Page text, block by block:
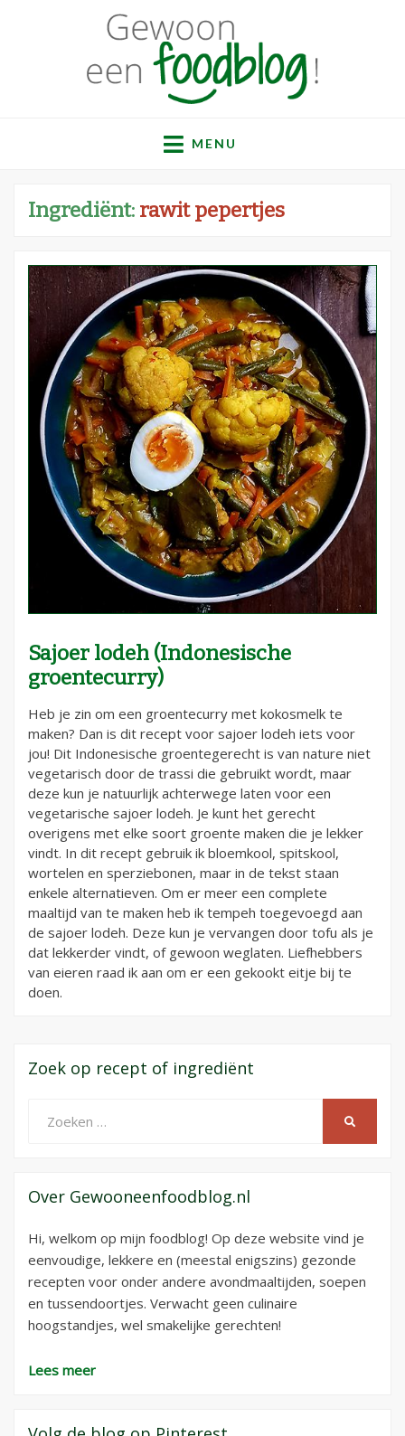
Gewoon een
foodblog!
recepten
MENU
Ingrediënt: rawit pepertjes
Sajoer lodeh (Indonesische
groentecurry)
Heb je zin om een groentecurry met kokosmelk te
maken? Dan is dit recept voor sajoer lodeh iets voor
jou! Dit Indonesische groentegerecht is van nature niet
vegetarisch door de trassi die gebruikt wordt, maar
deze kun je natuurlijk achterwege laten voor een
vegetarische sajoer lodeh. Je kunt het gerecht
overigens met elke soort groente maken die je lekker
vindt. In dit recept gebruik ik bloemkool, spitskool,
wortelen en sperziebonen, maar in de tekst staan
enkele alternatieven. Om er meer een complete
maaltijd van te maken heb ik tempeh toegevoegd aan
de sajoer lodeh. Deze kun je vervangen door tofu als je
dat lekkerder vindt, of gewoon weglaten. Liefhebbers
van eieren raad ik aan om er een gekookt eitje bij te
doen.
Zoek op recept of ingrediënt
naar:
Over Gewooneenfoodblog.nl
Hi, welkom op mijn foodblog! Op deze website vind je
eenvoudige, lekkere en (meestal enigszins) gezonde
recepten voor onder andere avondmaaltijden, soepen
en tussendoortjes. Verwacht geen culinaire
hoogstandjes, wel smakelijke gerechten!
Lees meer